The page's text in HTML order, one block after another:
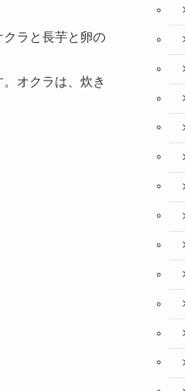
ラと長芋と卵の
オクラは、炊き